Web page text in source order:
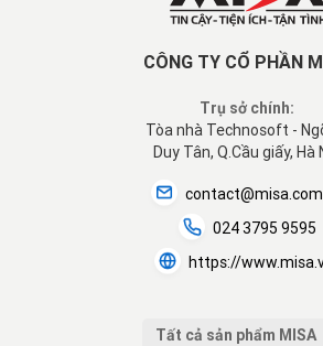
CÔNG TY CỔ PHẦN
Trụ sở chính:
Tòa nhà Technosoft -
Duy Tân, Q.Cầu giấy, Hà
024 3795 9595
https://